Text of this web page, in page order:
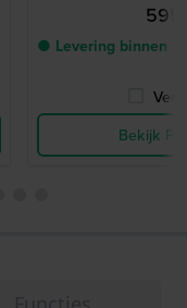
● Levering binnen 2
Bekijk